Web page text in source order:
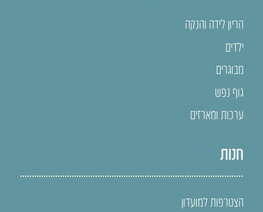
הריון לידה והנקה
ילדים
מבוגרים
גוף נפש
ערכות ומארזים
חנות
הצטרפות למועדון